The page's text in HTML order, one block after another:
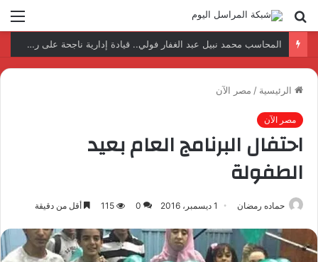
بحث
عن
نتائج إيجابية بعد زيارة وفد الجامعة المصرية النتائج إيجابية بعد زيارة وفد الجامعة المصرية الروسية لمصنع الإلكترونياتروسية لمصنع الإلكترونيات
الرئيسية / مصر الآن
مصر الآن
احتفال البرنامج العام بعيد
الطفولة
حماده رمضان 1 ديسمبر، 2016 0
115 أقل من دقيقة